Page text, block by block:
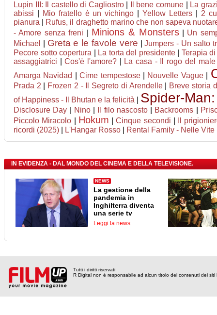
Lupin III: Il castello di Cagliostro| Il bene comune
La
abissi
Mio fratello è un vichingo |Yellow Letters
2
pianura
Rufus, il draghetto marino che non sapeva
- Amore senza freni
Minions & Monsters| Un
Michael
Greta e le favole vere |Jumpers - Un salto
Pecore sotto copertura
La torta del presidente| Terapia
assaggiatrici |Cos'è l'amore? La casa - Il rogo del male
Amarga Navidad
|Cime tempestose| Nouvelle Vague|
Prada 2 Frozen 2 - Il Segreto di Arendelle|
Breve storia
of Happiness - Il Bhutan e la felicità
Spider-
Disclosure Day Nino| Il filo nascosto| Backrooms
Piccolo Miracolo
Hokum |Cinque secondi
Il
ricordi (2025)
L'Hangar Rosso Rental Family - Nelle Vite
IN EVIDENZA - DAL MONDO DEL CINEMA E DELLA TELEVISIONE.
NEWS
La gestione della
pandemia in
Inghilterra diventa
una serie tv
Leggi la news
Tutti i diritti riservati
R Digital non è responsabile ad alcun titolo dei contenuti dei siti